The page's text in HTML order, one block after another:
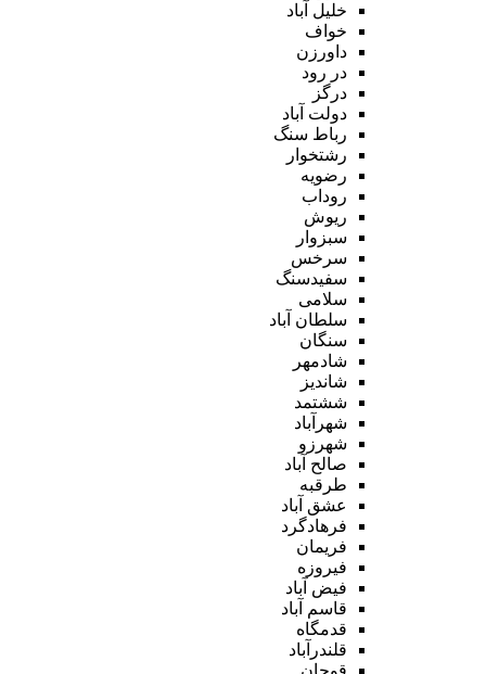
خلیل آباد
خواف
داورزن
در رود
درگز
دولت آباد
رباط سنگ
رشتخوار
رضویه
روداب
ریوش
سبزوار
سرخس
سفیدسنگ
سلامی
سلطان آباد
سنگان
شادمهر
شاندیز
ششتمد
شهرآباد
شهرزو
صالح آباد
طرقبه
عشق آباد
فرهادگرد
فریمان
فیروزه
فیض آباد
قاسم آباد
قدمگاه
قلندرآباد
قوچان